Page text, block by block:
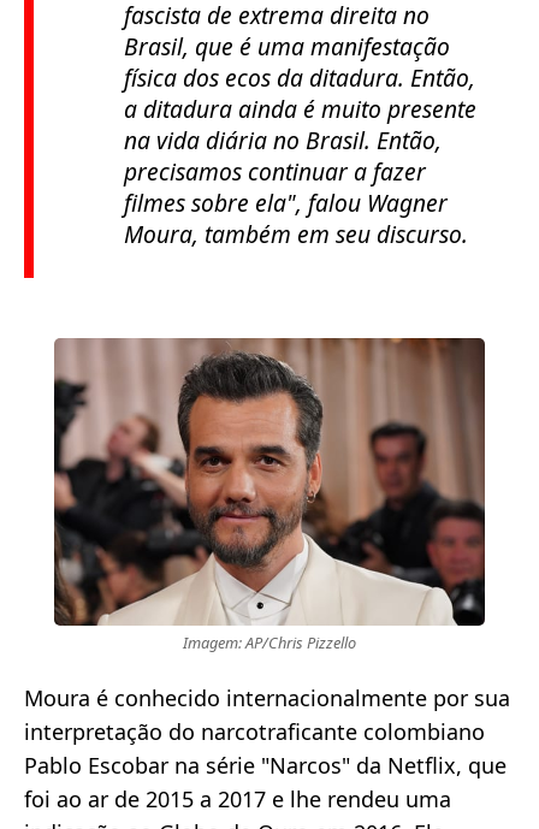
fascista de extrema direita no
Brasil, que é uma manifestação
física dos ecos da ditadura. Então,
a ditadura ainda é muito presente
na vida diária no Brasil. Então,
precisamos continuar a fazer
filmes sobre ela", falou Wagner
Moura, também em seu discurso.
Imagem: AP/Chris Pizzello
Moura é conhecido internacionalmente por sua
interpretação do narcotraficante colombiano
Pablo Escobar na série "Narcos" da Netflix, que
foi ao ar de 2015 a 2017 e lhe rendeu uma